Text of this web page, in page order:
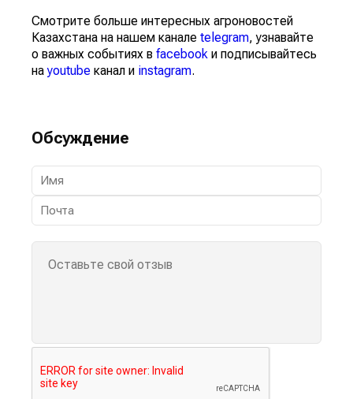
Смотрите больше интересных агроновостей
Казахстана на нашем канале telegram, узнавайте
о важных событиях в facebook и подписывайтесь
наyoutube канал и instagram.
Обсуждение